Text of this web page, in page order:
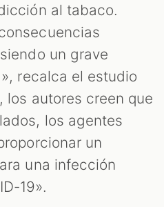
al tabaco.
un grave
recalca el estudio
los autores creen que
los agentes
un
una infección
19».